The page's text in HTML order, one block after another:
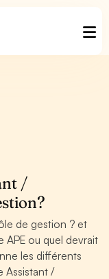
/
de gestion ? et
ou quel devrait
les différents
Assistant /